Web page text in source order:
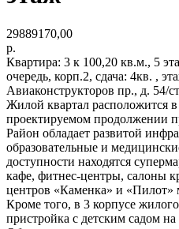
29889170,00
р.
Квартира: 3 к 100,20 кв.м., 5
очередь, корп.2, сдача: 4кв. ,
Авиаконструкторов пр., д. 54/
Жилой квартал расположится
проектируемом продолжении
Район обладает развитой
образовательные и
доступности находятся
кафе, фитнес-центры, салоны
центров «Каменка» и «Пилот»
Кроме того, в 3 корпусе
пристройка с детским садом на